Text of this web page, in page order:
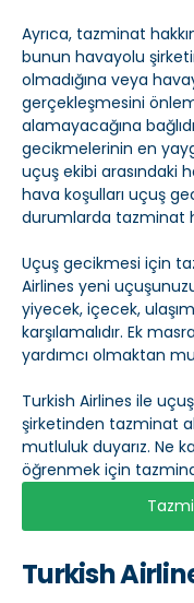
Ayrıca, tazminat
bunun havayolu
olmadığına veya
gerçekleşmesini
alamayacağına
gecikmelerinin en
uçuş ekibi arasındaki
hava koşulları uçuş
durumlarda tazminat
Uçuş gecikmesi için
Airlines yeni
yiyecek, içecek,
karşılamalıdır. Ek
yardımcı olmaktan
Turkish Airlines ile
şirketinden tazminat
mutluluk duyarız. Ne
öğrenmek için
Turkish